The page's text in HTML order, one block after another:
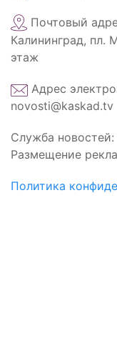
Почтовый
Калининград, пл.
этаж
Адрес
novosti@kaskad.tv
Служба
Размещение
Политика